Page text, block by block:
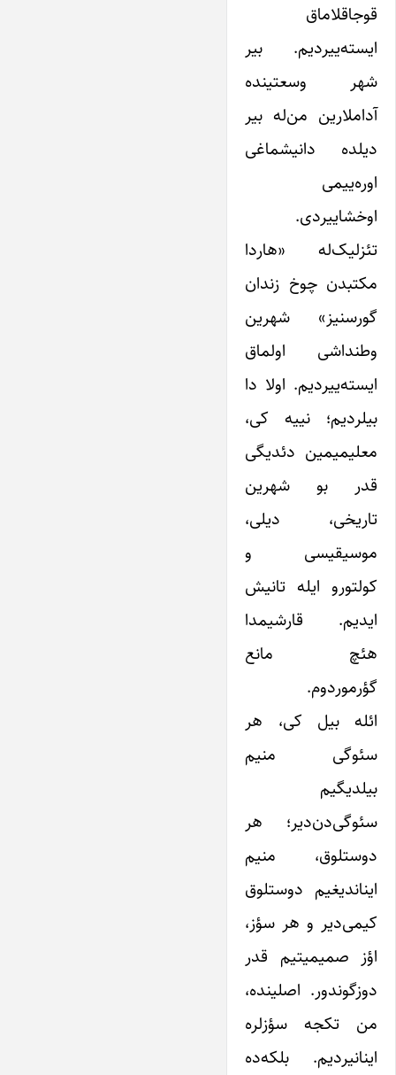
قوجاقلاماق
ایسته‌ییردیم. بیر
شهر وسعتینده
آداملارین من‌له بیر
دیلده دانیشماغی
اوره‌ییمی
اوخشاییردی.
تئزلیک‌له «هاردا
مکتبدن چوخ زندان
گورسنیز» شهرین
وطنداشی اولماق
ایسته‌ییردیم. اولا دا
بیلردیم؛ نییه کی،
معلیمیمین دئدیگی
قدر بو شهرین
تاریخی، دیلی،
موسیقیسی و
کولتورو ایله تانیش
ایدیم. قارشیمدا
هئچ مانع
گؤرموردوم.
ائله بیل کی، هر
سئوگی منیم
بیلدیگیم
سئوگی‌دن‌دیر؛ هر
دوستلوق، منیم
ایناندیغیم دوستلوق
کیمی‌دیر و هر سؤز،
اؤز صمیمیتیم قدر
دوزگوندور. اصلینده،
من تکجه سؤزلره
اینانیردیم. بلکه‌ده